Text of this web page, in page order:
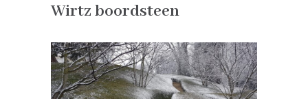
Wirtz boordsteen